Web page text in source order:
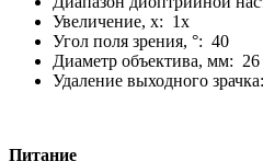
Увеличение, x: 1х
Угол поля зрения, °: 40
Диаметр объектива, мм: 26
Удаление выходного
Питание